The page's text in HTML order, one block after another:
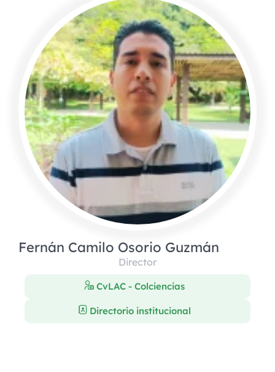
Fernán Camilo Osorio Guzmán​
Director
CvLAC - Colciencias
Directorio institucional